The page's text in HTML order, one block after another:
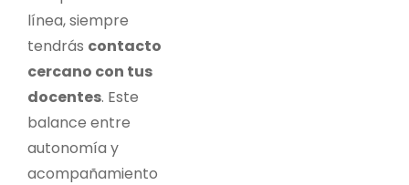
línea, siempre
tendrás contacto
cercano con tus
docentes. Este
balance entre
autonomía y
acompañamiento